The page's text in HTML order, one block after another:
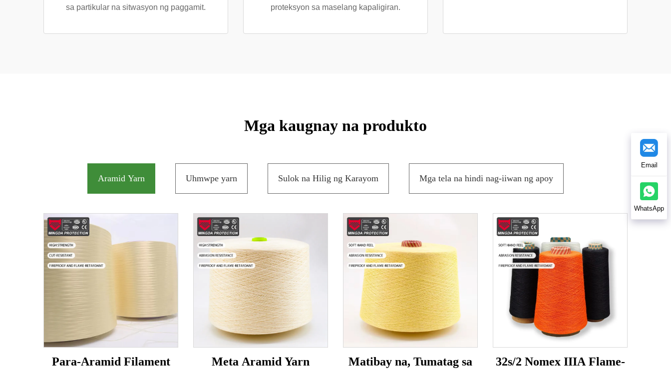
sa partikular na sitwasyon ng paggamit.
proteksyon sa maselang kapaligiran.
Mga kaugnay na produkto
Aramid Yarn Uhmwpe yarn Sulok na Hilig ng Karayom Mga tela na hindi nag-iiwan ng apoy
Para-Aramid Filament
Meta Aramid Yarn
Matibay na, Tumatag sa
32s/2 Nomex IIIA Flame-
Email
WhatsApp